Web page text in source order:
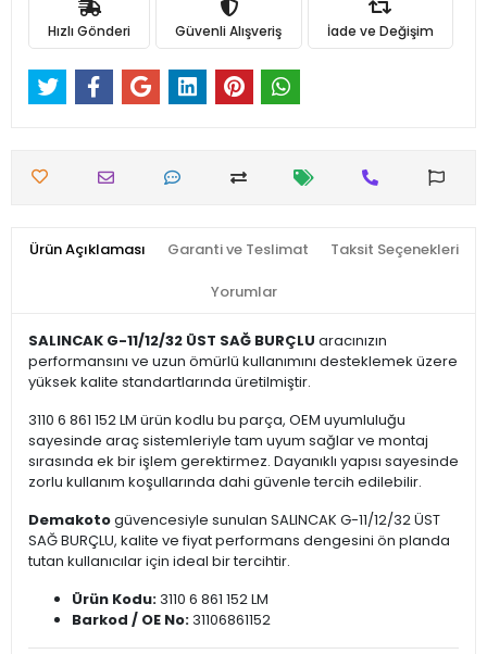
Hızlı Gönderi Güvenli Alışveriş İade ve Değişim
Ürün Açıklaması Garanti ve Teslimat Taksit Seçenekleri
Yorumlar
SALINCAK G-11/12/32 ÜST SAĞ BURÇLU aracınızın
performansını ve uzun ömürlü kullanımını desteklemek üzere
yüksek kalite standartlarında üretilmiştir.
3110 6 861 152 LM ürün kodlu bu parça, OEM uyumluluğu
sayesinde araç sistemleriyle tam uyum sağlar ve montaj
sırasında ek bir işlem gerektirmez. Dayanıklı yapısı sayesinde
zorlu kullanım koşullarında dahi güvenle tercih edilebilir.
Demakotogüvencesiyle sunulan SALINCAK G-11/12/32 ÜST
SAĞ BURÇLU, kalite ve fiyat performans dengesini ön planda
tutan kullanıcılar için ideal bir tercihtir.
Ürün Kodu:3110 6 861 152 LM
Barkod / OE No:31106861152